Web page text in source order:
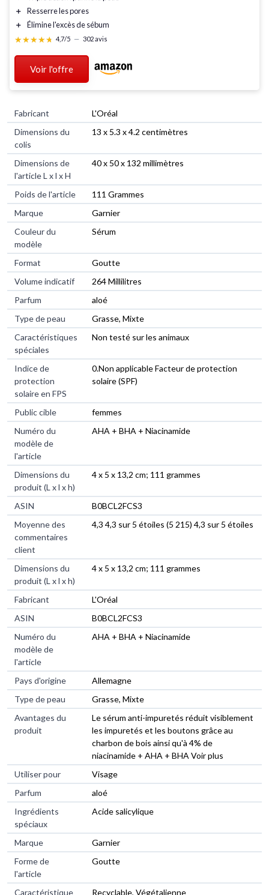
＋
Resserre les pores
＋
Élimine l'excès de sébum
★★★★★
★★★★★ 4,7/5 — 302 avis
Voir l'offre
Fabricant
‎L'Oréal
Dimensions du
colis
‎13 x 5.3 x 4.2 centimètres
Dimensions de
l'article L x l x H
‎40 x 50 x 132 millimètres
Poids de l'article
‎111 Grammes
Marque
‎Garnier
Couleur du
modèle
‎Sérum
Format
‎Goutte
Volume indicatif
‎264 Millilitres
Parfum
‎aloé
Type de peau
‎Grasse, Mixte
Caractéristiques
spéciales
‎Non testé sur les animaux
Indice de
protection
solaire en FPS
‎0.Non applicable Facteur de protection
solaire (SPF)
Public cible
‎femmes
Numéro du
modèle de
l'article
‎AHA + BHA + Niacinamide
Dimensions du
produit (L x l x h)
‎4 x 5 x 13,2 cm; 111 grammes
ASIN
‎B0BCL2FCS3
Moyenne des
commentaires
client
4,3 4,3 sur 5 étoiles (5 215) 4,3 sur 5 étoiles
Dimensions du
produit (L x l x h)
4 x 5 x 13,2 cm; 111 grammes
Fabricant
L'Oréal
ASIN
B0BCL2FCS3
Numéro du
modèle de
l'article
AHA + BHA + Niacinamide
Pays d'origine
Allemagne
Type de peau
Grasse, Mixte
Avantages du
produit
Le sérum anti-impuretés réduit visiblement
les impuretés et les boutons grâce au
charbon de bois ainsi qu'à 4% de
niacinamide + AHA + BHA Voir plus
Utiliser pour
Visage
Parfum
aloé
Ingrédients
spéciaux
Acide salicylique
Marque
Garnier
Forme de
l'article
Goutte
Caractéristique Recyclable, Végétalienne